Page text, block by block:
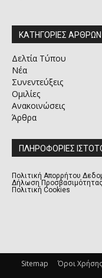
ΚΑΤΗΓΟΡΙΕΣ ΑΡΘΡΩΝ
Δελτία Τύπου
Νέα
Συνεντεύξεις
Ομιλίες
Ανακοινώσεις
Άρθρα
ΠΛΗΡΟΦΟΡΙΕΣ
Πολιτική Απορρήτου
Δήλωση Προσβασιμότητας
Πολιτική Cookies
Sitemap Όροι Χρήσης